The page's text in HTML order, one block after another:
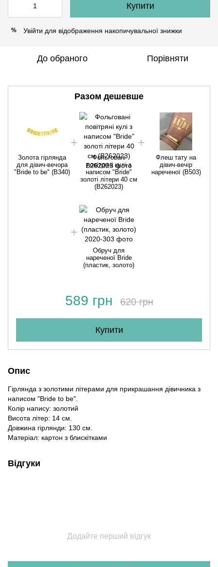
Купити
% Увійти для відображення накопичувальної знижки
До обраного Порівняти
Разом дешевше
Золота гірлянда
для дівич-вечора
"Bride to be" (B340)
Фольговані
повітряні кулі з
написом "Bride"
золоті літери 40 см
(B262023)
Флеш тату на
дівич-вечір
нареченої (B503)
Обруч для
нареченої Bride
(пластик, золото)
589 грн 620 грн
Купити
Опис
Гірлянда з золотими літерами для прикрашання дівичника з
написом "Bride to be".
Колір напису: золотий
Висота літер: 14 см.
Довжина гірлянди: 130 см.
Матеріал: картон з блискітками
Відгуки
Додайте перший відгук